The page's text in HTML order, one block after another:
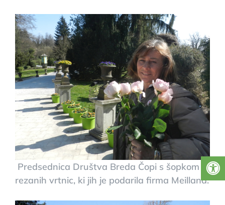
Predsednica Društva Breda Čopi s šopkom
rezanih vrtnic, ki jih je podarila firma Meilland.